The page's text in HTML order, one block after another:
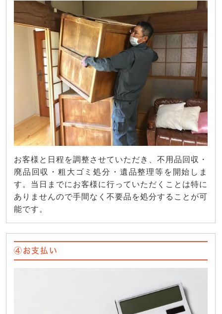
お客様と日程を調整させていただき、不用品回収・
廃品回収・粗大ゴミ処分・遺品整理等を開始しま
す。当日までにお客様に行っていただくことは特に
ありませんので手間なく不要品を処分することが可
能です。
④お支払い